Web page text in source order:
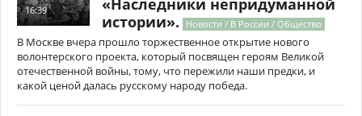
16:39
«Наследники непридуманной
истории».
Новости / В России / Общество
В Москве вчера прошло торжественное открытие нового
волонтерского проекта, который посвящен героям Великой
отечественной войны, тому, что пережили наши предки, и
какой ценой далась русскому народу победа.